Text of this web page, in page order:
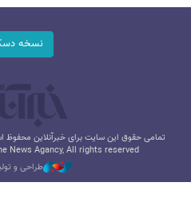
نسخه
تمامی حقوق این سایت برای خبرآنلاین محفوظ
News Agancy, All rights reserved
طراحی و